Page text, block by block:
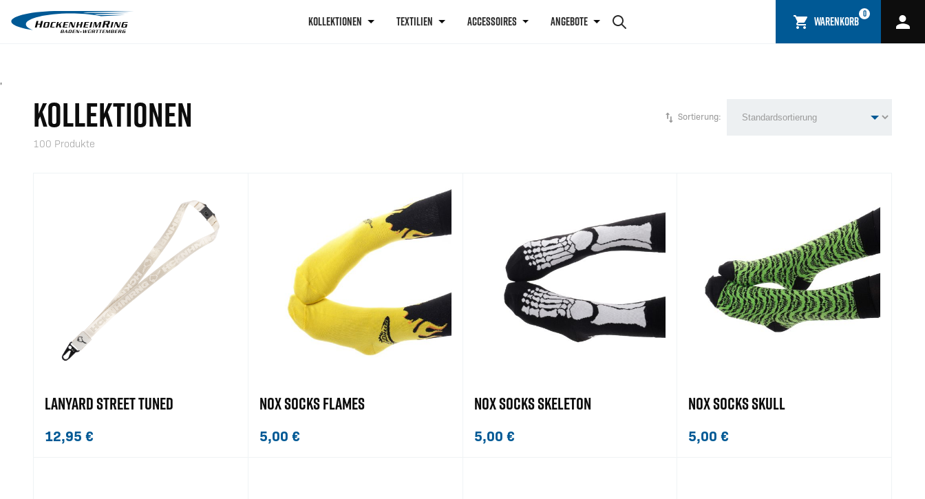
KOLLEKTIONEN TEXTILIEN ACCESSOIRES ANGEBOTE WARENKORB
0
'
KOLLEKTIONEN
100 Produkte
Sortierung:
LANYARD STREET TUNED
12,95 €
NOX SOCKS FLAMES
5,00 €
NOX SOCKS SKELETON
5,00 €
NOX SOCKS SKULL
5,00€